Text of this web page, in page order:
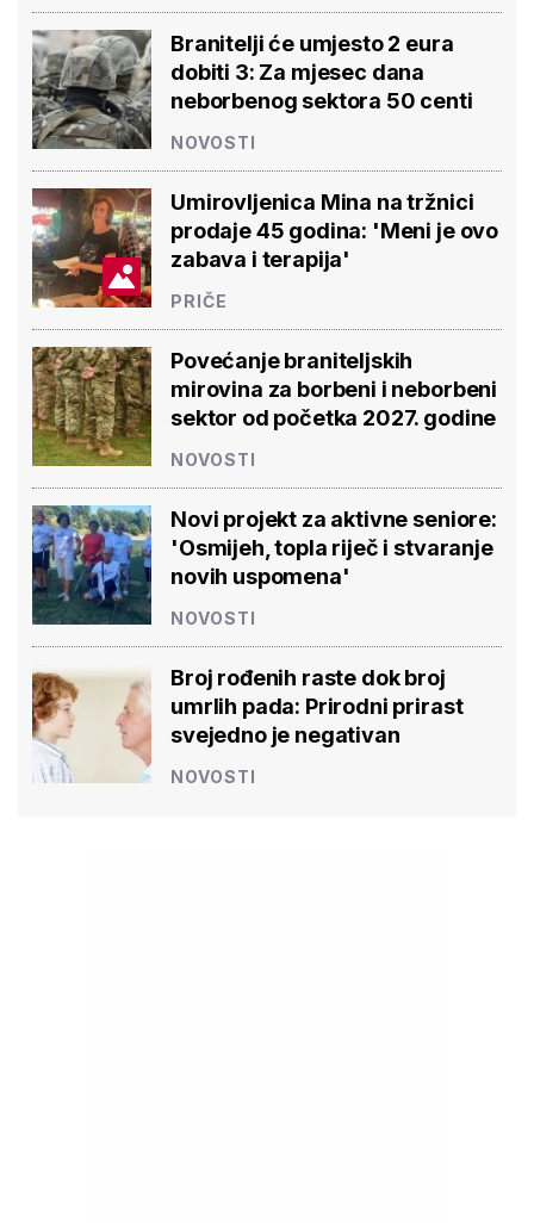
Branitelji će umjesto 2 eura
dobiti 3: Za mjesec dana
neborbenog sektora 50 centi
NOVOSTI
Umirovljenica Mina na tržnici
prodaje 45 godina: 'Meni je ovo
zabava i terapija'
PRIČE
Povećanje braniteljskih
mirovina za borbeni i neborbeni
sektor od početka 2027. godine
NOVOSTI
Novi projekt za aktivne seniore:
'Osmijeh, topla riječ i stvaranje
novih uspomena'
NOVOSTI
Broj rođenih raste dok broj
umrlih pada: Prirodni prirast
svejedno je negativan
NOVOSTI